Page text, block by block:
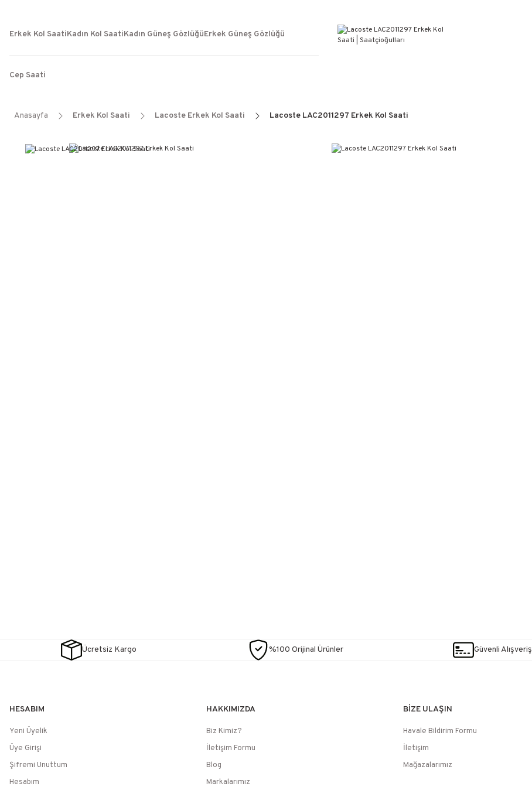
WEB SİTESİNE ÖZEL FİYATLAR
KAÇIRILMAYACAK FIRSATLAR
Erkek Kol SaatiKadın Kol SaatiKadın Güneş GözlüğüErkek Güneş Gözlüğü
Cep Saati
Anasayfa Erkek Kol Saati Lacoste Erkek Kol Saati Lacoste LAC2011297 Erkek Kol Saati
Ücretsiz Kargo %100 Orijinal Ürünler Güvenli Alışveriş
HESABIM
Yeni Üyelik
Üye Girişi
Şifremi Unuttum
Hesabım
HAKKIMIZDA
Biz Kimiz?
İletişim Formu
Blog
Markalarımız
BİZE ULAŞIN
Havale Bildirim Formu
İletişim
Mağazalarımız